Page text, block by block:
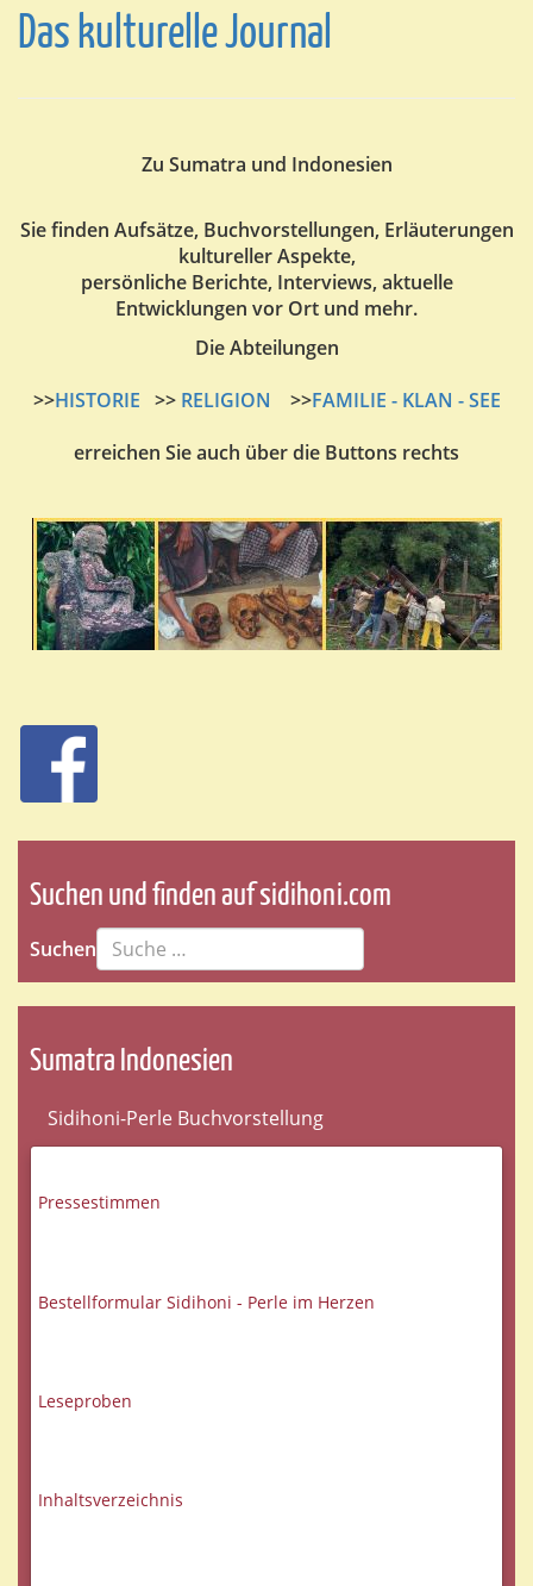
Das kulturelle Journal
Zu Sumatra und Indonesien
Sie finden Aufsätze, Buchvorstellungen, Erläuterungen
kultureller Aspekte,
persönliche Berichte, Interviews, aktuelle
Entwicklungen vor Ort und mehr.
Die Abteilungen
>>HISTORIE >> RELIGION >>FAMILIE - KLAN - SEE
erreichen Sie auch über die Buttons rechts
Suchen und finden auf sidihoni.com
Suchen
Sumatra Indonesien
Sidihoni-Perle Buchvorstellung
Pressestimmen
Bestellformular Sidihoni - Perle im Herzen
Leseproben
Inhaltsverzeichnis